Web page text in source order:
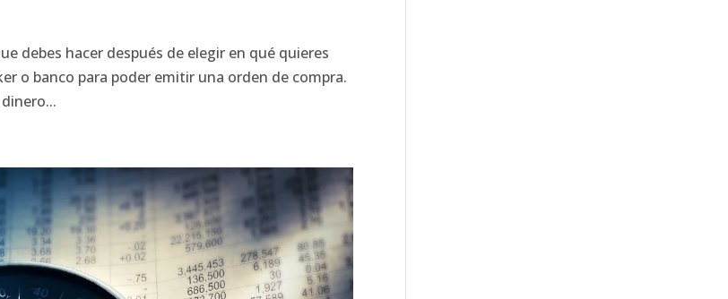
debes hacer después de elegir en qué quieres
o banco para poder emitir una orden de compra.